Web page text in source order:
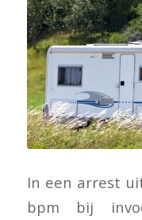
In een arrest
bpm bij